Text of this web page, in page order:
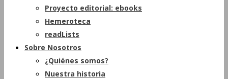
Proyecto editorial: ebooks
Hemeroteca
readLists
Sobre Nosotros
¿Quiénes somos?
Nuestra historia